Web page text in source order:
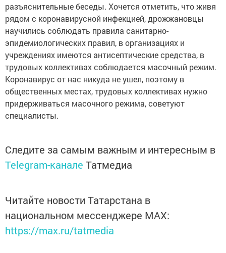
разъяснительные беседы. Хочется отметить, что живя
рядом с коронавирусной инфекцией, дрожжановцы
научились соблюдать правила санитарно-
эпидемиологических правил, в организациях и
учреждениях имеются антисептические средства, в
трудовых коллективах соблюдается масочный режим.
Коронавирус от нас никуда не ушел, поэтому в
общественных местах, трудовых коллективах нужно
придерживаться масочного режима, советуют
специалисты.
Следите за самым важным и интересным в
Telegram-канале Татмедиа
Читайте новости Татарстана в
национальном мессенджере MАХ:
https://max.ru/tatmedia